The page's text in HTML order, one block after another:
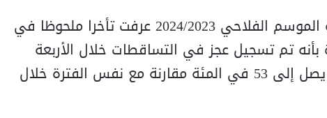
وأشارت المندوبية إلى أن بداية الموسم الفلاحي 2024/2023 عرفت تأخرا ملحوظا في
بأنه تم تسجيل عجز في التساقطات خلال الأربعة
أشهر الأولى من هذا الموسم يصل إلى 53 في المئة مقارنة مع نفس الفترة خلال